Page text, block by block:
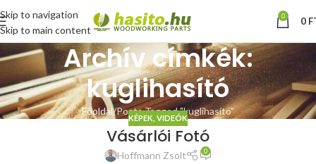
Skip to navigation
Skip to main content
0 0
Archív címkék:
kuglihasító
Főoldal Posts Tagged "kuglihasító"
KÉPEK, VIDEÓK
Vásárlói Fotó
Hoffmann Zsolt 0